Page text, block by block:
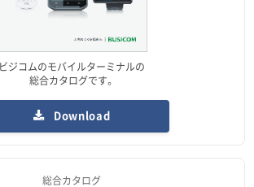
ビジコムのモバイルターミナルの
総合カタログです。
Download
総合カタログ